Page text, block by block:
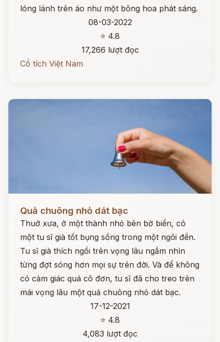
lóng lánh trên áo như một bông hoa phát sáng.
08-03-2022
⭐ 4.8
17,266 lượt đọc
Cổ tích Việt Nam
Quả chuông nhỏ dát bạc
Thuở xưa, ở một thành nhỏ bên bờ biển, có
một tu sĩ già tốt bụng sống trong một ngôi đền.
Tu sĩ già thích ngồi trên vọng lâu ngắm nhìn
từng đợt sóng hơn mọi sự trên đời. Và để không
có cảm giác quá cô đơn, tu sĩ đã cho treo trên
mái vọng lâu một quả chuông nhỏ dát bạc.
17-12-2021
⭐ 4.8
4,083 lượt đọc